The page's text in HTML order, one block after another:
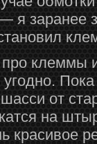
я заранее
клеммы
угодно.
от
на
красивое